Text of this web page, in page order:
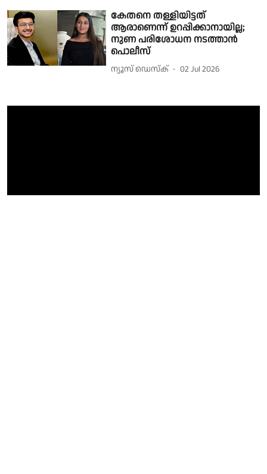
കേതനെ തള്ളിയിട്ടത്
ആരാണെന്ന് ഉറപ്പിക്കാനായില്ല;
നുണ പരിശോധന നടത്താന്‍
പൊലീസ്
ന്യൂസ് ഡെസ്ക് 02 Jul 2026